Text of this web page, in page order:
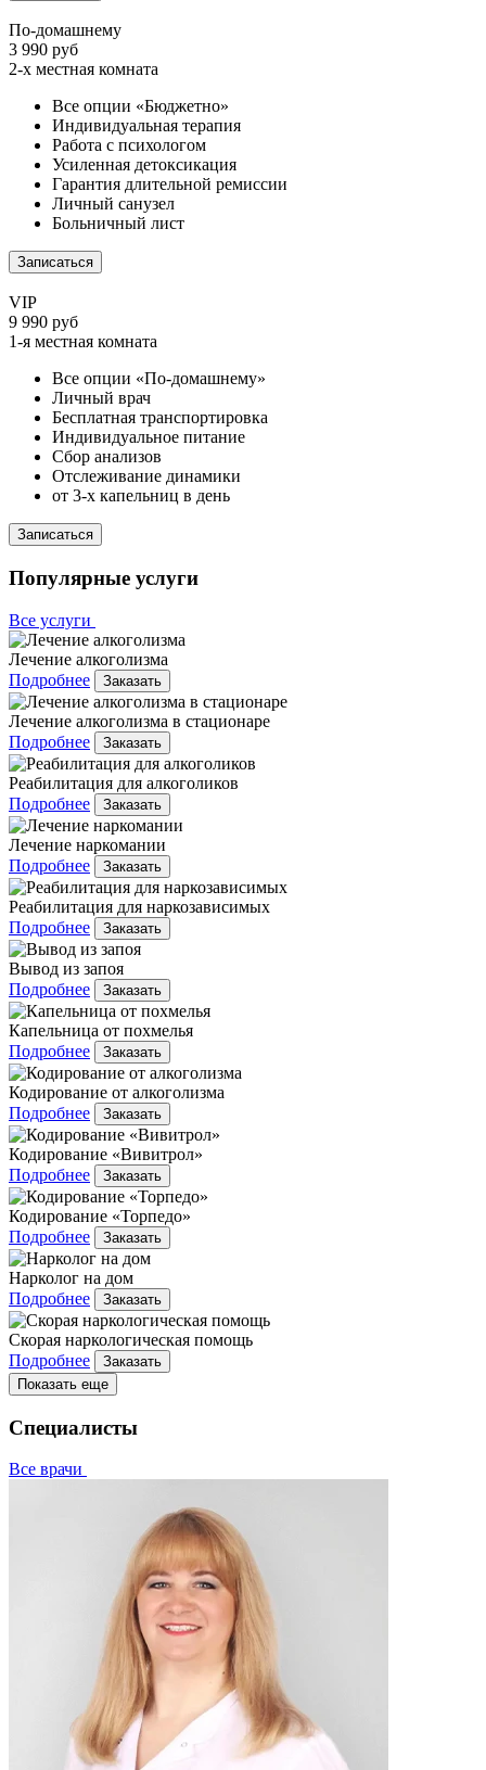
По-домашнему
3 990 руб
2-х местная комната
Все опции «Бюджетно»
Индивидуальная терапия
Работа с психологом
Усиленная детоксикация
Гарантия длительной ремиссии
Личный санузел
Больничный лист
Записаться
VIP
9 990 руб
1-я местная комната
Все опции «По-домашнему»
Личный врач
Бесплатная транспортировка
Индивидуальное питание
Сбор анализов
Отслеживание динамики
от 3-х капельниц в день
Записаться
Популярные услуги
Все услуги
Лечение алкоголизма
Подробнее
Заказать
Лечение алкоголизма в стационаре
Подробнее
Заказать
Реабилитация для алкоголиков
Подробнее
Заказать
Лечение наркомании
Подробнее
Заказать
Реабилитация для наркозависимых
Подробнее
Заказать
Вывод из запоя
Подробнее
Заказать
Капельница от похмелья
Подробнее
Заказать
Кодирование от алкоголизма
Подробнее
Заказать
Кодирование «Вивитрол»
Подробнее
Заказать
Кодирование «Торпедо»
Подробнее
Заказать
Нарколог на дом
Подробнее
Заказать
Скорая наркологическая помощь
Подробнее
Заказать
Показать еще
Специалисты
Все врачи